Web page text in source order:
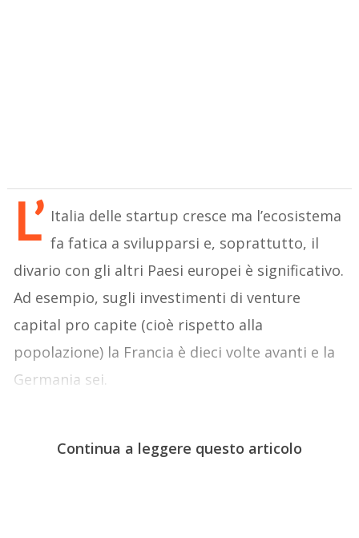
L’ Italia delle startup cresce ma l’ecosistema
fa fatica a svilupparsi e, soprattutto, il
divario con gli altri Paesi europei è significativo.
Ad esempio, sugli investimenti di venture
capital pro capite (cioè rispetto alla
popolazione) la Francia è dieci volte avanti e la
Germania sei.
Continua a leggere questo articolo